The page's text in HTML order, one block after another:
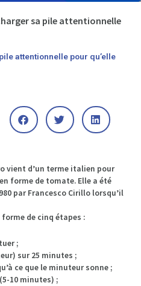
sa pile attentionnelle
attentionnelle pour qu’elle
vient d’un terme italien pour
forme de tomate. Elle a été
par Francesco Cirillo lorsqu’il
de cinq étapes :
;
sur 25 minutes ;
ce que le minuteur sonne ;
10 minutes) ;